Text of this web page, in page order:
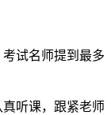
试名师提到最多
听课，跟紧老师